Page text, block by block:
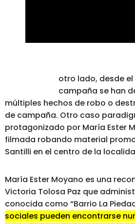
otro lado, desde
campaña se han
múltiples hechos de robo o
de campaña. Otro caso
protagonizado por María Ester
filmada robando material
Santilli en el centro de la
María Ester Moyano es una
Victoria Tolosa Paz que
conocida como “Barrio La
sociales pueden encontrarse